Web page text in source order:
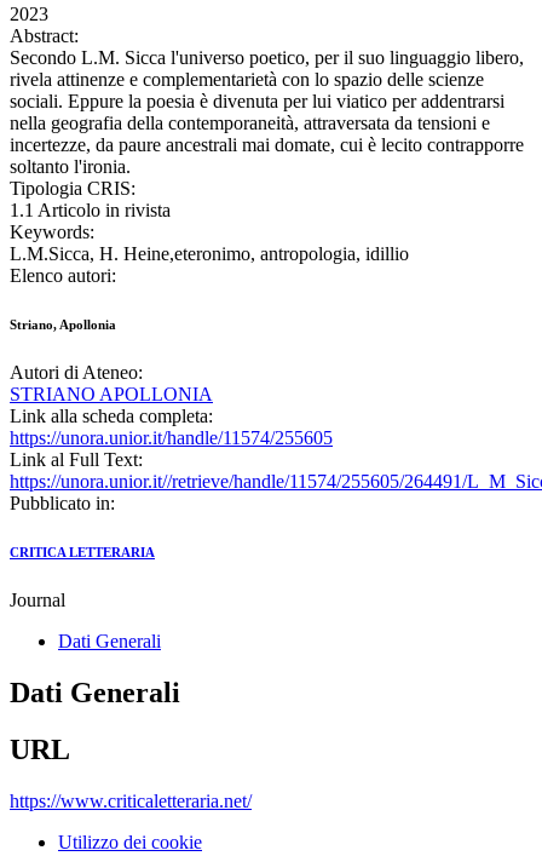
2023
Abstract:
Secondo L.M. Sicca l'universo poetico, per il suo linguaggio libero,
rivela attinenze e complementarietà con lo spazio delle scienze
sociali. Eppure la poesia è divenuta per lui viatico per addentrarsi
nella geografia della contemporaneità, attraversata da tensioni e
incertezze, da paure ancestrali mai domate, cui è lecito contrapporre
soltanto l'ironia.
Tipologia CRIS:
1.1 Articolo in rivista
Keywords:
L.M.Sicca, H. Heine,eteronimo, antropologia, idillio
Elenco autori:
Striano, Apollonia
Autori di Ateneo:
STRIANO APOLLONIA
Link alla scheda completa:
https://unora.unior.it/handle/11574/255605
Link al Full Text:
https://unora.unior.it//retrieve/handle/11574/255605/264491/
Pubblicato in:
CRITICA LETTERARIA
Journal
Dati Generali
Dati Generali
URL
https://www.criticaletteraria.net/
Utilizzo dei cookie